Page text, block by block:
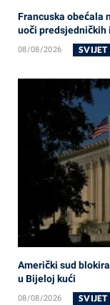
Francuska obećala
uoči predsjedničkih
08/08/2026 SVIJET
Američki sud
u Bijeloj kući
08/08/2026 SVIJET